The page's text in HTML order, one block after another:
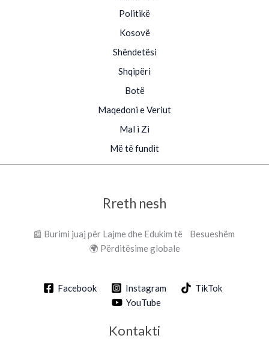
Politikë
Kosovë
Shëndetësi
Shqipëri
Botë
Maqedoni e Veriut
Mal i Zi
Më të fundit
Rreth nesh
📰 Burimi juaj për Lajme dhe Edukim të Besueshëm
🌍 Përditësime globale
Facebook Instagram
TikTok
YouTube
Kontakti